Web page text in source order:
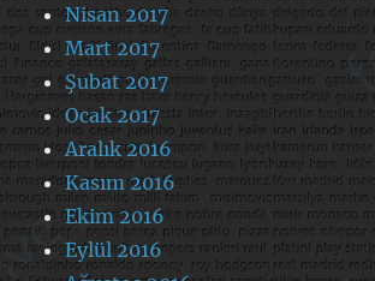
Nisan 2017
Mart 2017
Şubat 2017
Ocak 2017
Aralık 2016
Kasım 2016
Ekim 2016
Eylül 2016